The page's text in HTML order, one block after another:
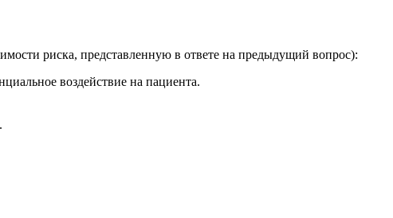
риска, представленную в ответе на предыдущий вопрос):
воздействие на пациента.